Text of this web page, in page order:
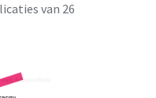
van 26